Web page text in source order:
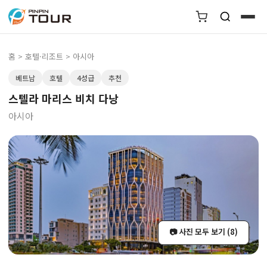
홈 > 호텔·리조트 > 아시아
베트남 호텔 4성급 추천
스텔라 마리스 비치 다낭
아시아
📷 사진 모두 보기 (8)